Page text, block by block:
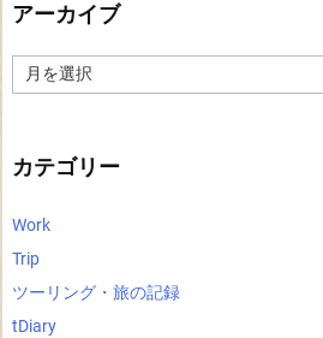
アーカイブ
ー
カテゴリー
Work
Trip
ツーリング・旅の記録
tDiary